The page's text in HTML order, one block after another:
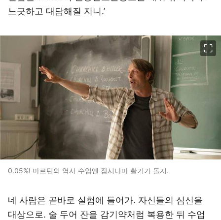
느긋하고 대담해질 지니.’
0.05%! 마르틴의 역사 수업엔 잠시나마 활기가 돌지.
네 사람은 곧바로 실험에 들어가. 자신들의 심신을
대상으로. 술 두어 잔을 감기약처럼 복용한 뒤 수업